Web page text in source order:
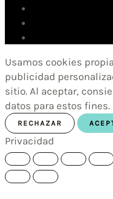
Usamos cookies
publicidad
sitio. Al aceptar,
datos para estos fines.
RECHAZAR
Privacidad